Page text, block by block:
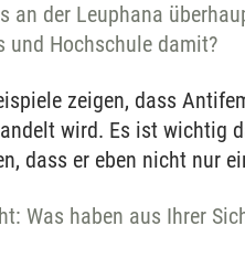
an der Leuphana
und Hochschule damit?
zeigen, dass
wird. Es ist wichtig
dass er eben nicht nur
Was haben aus Ihrer